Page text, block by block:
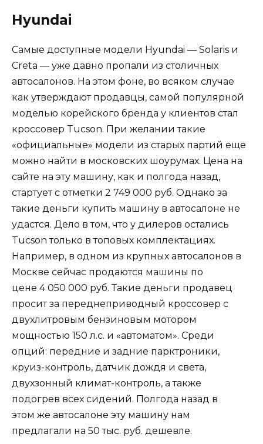
Hyundai
Самые доступные модели Hyundai — Solaris и
Creta — уже давно пропали из столичных
автосалонов. На этом фоне, во всяком случае
как утверждают продавцы, самой популярной
моделью корейского бренда у клиентов стал
кроссовер Tucson. При желании такие
«официальные» модели из старых партий еще
можно найти в московских шоурумах. Цена на
сайте на эту машину, как и полгода назад,
стартует с отметки 2 749 000 руб. Однако за
такие деньги купить машину в автосалоне не
удастся. Дело в том, что у дилеров остались
Tucson только в топовых комплектациях.
Например, в одном из крупных автосалонов в
Москве сейчас продаются машины по
цене 4 050 000 руб. Такие деньги продавец
просит за переднеприводный кроссовер с
двухлитровым бензиновым мотором
мощностью 150 л.с. и «автоматом». Среди
опций: передние и задние парктроники,
круиз-контроль, датчик дождя и света,
двухзонный климат-контроль, а также
подогрев всех сидений. Полгода назад в
этом же автосалоне эту машину нам
предлагали на 50 тыс. руб. дешевле.